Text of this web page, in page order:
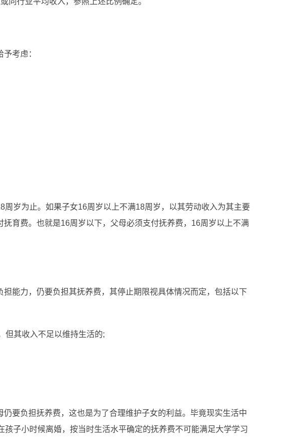
考虑：
岁为止。如果子女16周岁以上不满18周岁，以其劳动收入为其主要
育费。也就是16周岁以下，父母必须支付抚养费，16周岁以上不满
力，仍要负担其抚养费，其停止期限视具体情况而定，包括以下
其收入不足以维持生活的;
负担抚养费，这也是为了合理维护子女的利益。毕竟现实生活中
子小时候离婚，按当时生活水平确定的抚养费不可能满足大学学习